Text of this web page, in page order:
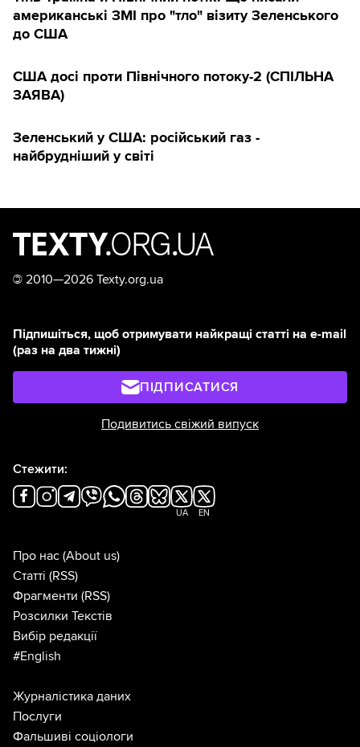
американські ЗМІ про "тло" візиту Зеленського
до США
США досі проти Північного потоку-2 (СПІЛЬНА
ЗАЯВА)
Зеленський у США: російський газ -
найбрудніший у світі
© 2010—2026 Texty.org.ua
Підпишіться, щоб отримувати найкращі статті на e-mail
(раз на два тижні)
ПІДПИСАТИСЯ
Подивитись свіжий випуск
Стежити:
UA EN
Про нас (About us)
Статті (RSS)
Фрагменти (RSS)
Розсилки Текстів
Вибір редакції
#English
Журналістика даних
Послуги
Фальшиві соціологи